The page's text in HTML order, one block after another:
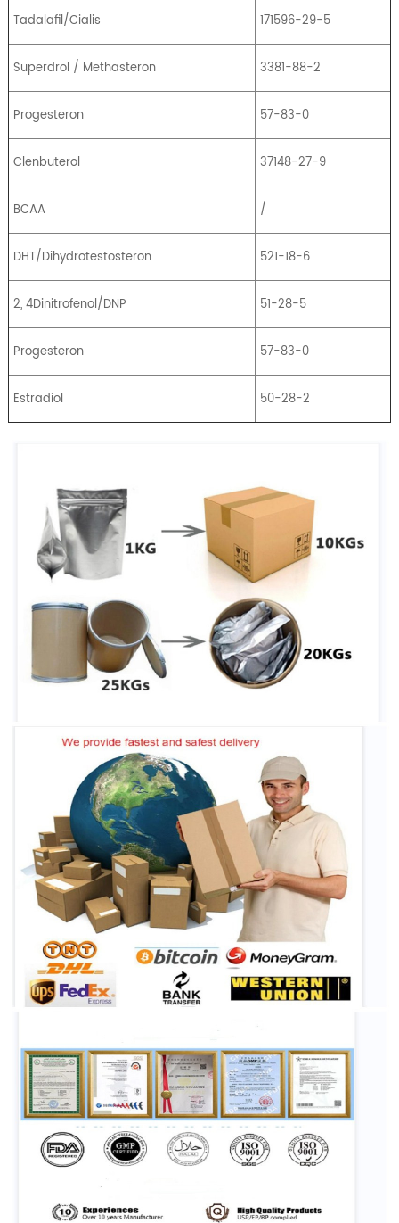
Tadalafil/Cialis 171596-29-5
Superdrol / Methasteron 3381-88-2
Progesteron 57-83-0
Clenbuterol 37148-27-9
BCAA /
DHT/Dihydrotestosteron 521-18-6
2, 4Dinitrofenol/DNP 51-28-5
Progesteron 57-83-0
Estradiol 50-28-2